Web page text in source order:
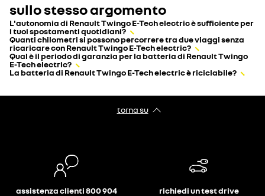
sullo stesso argomento
L'autonomia di Renault Twingo E-Tech electric è sufficiente per
i tuoi spostamenti quotidiani?
Quanti chilometri si possono percorrere tra due viaggi senza
ricaricare con Renault Twingo E-Tech electric?
Qual è il periodo di garanzia per la batteria di Renault Twingo
E-Tech electric?
La batteria di Renault Twingo E-Tech electric è riciclabile?
torna su
assistenza clienti 800 904
richiedi un test drive